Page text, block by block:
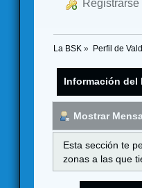
Registrarse
La BSK » Perfil de
Información del
Mostrar
Esta sección te
zonas a las que